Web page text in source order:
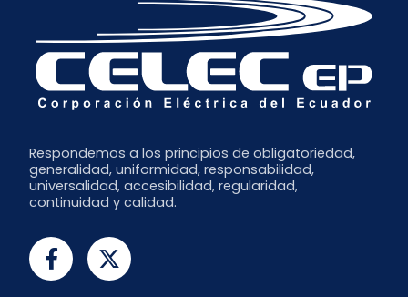
Respondemos a los principios de obligatoriedad,
generalidad, uniformidad, responsabilidad,
universalidad, accesibilidad, regularidad,
continuidad y calidad.